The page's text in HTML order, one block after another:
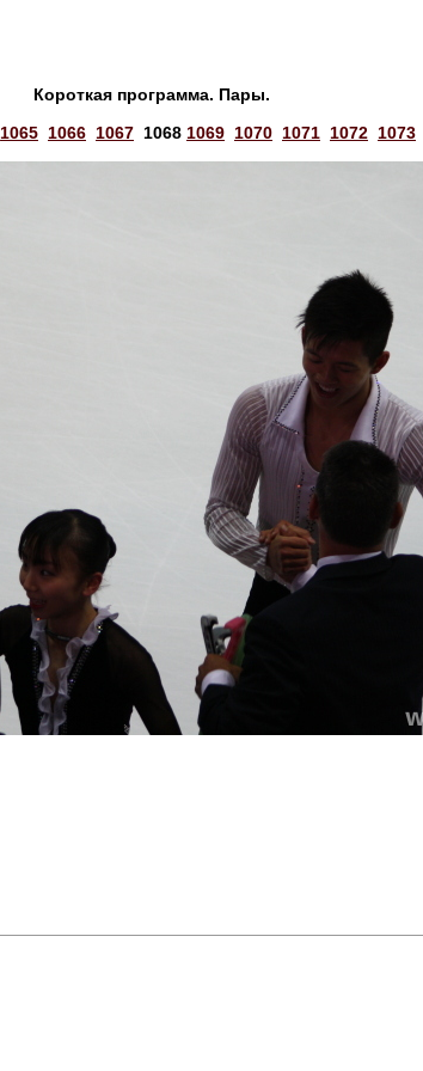
Короткая программа. Пары.
1065 1066 1067 1068 1069 1070 1071 1072 1073